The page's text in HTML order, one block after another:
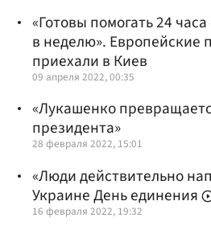
«Готовы помогать 24
в неделю». Европейские
приехали в Киев
09 апреля 2022, 00:35
«Лукашенко
президента»
28 февраля 2022, 15:01
«Люди действительно
Украине День единения
16 февраля 2022, 19:32